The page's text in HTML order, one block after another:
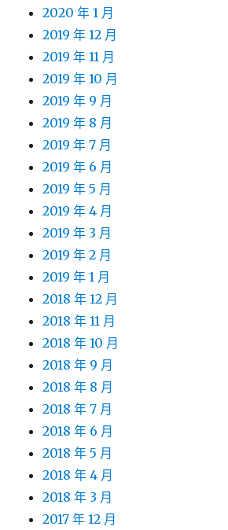
2020 年 1 月
2019 年 12 月
2019 年 11 月
2019 年 10 月
2019 年 9 月
2019 年 8 月
2019 年 7 月
2019 年 6 月
2019 年 5 月
2019 年 4 月
2019 年 3 月
2019 年 2 月
2019 年 1 月
2018 年 12 月
2018 年 11 月
2018 年 10 月
2018 年 9 月
2018 年 8 月
2018 年 7 月
2018 年 6 月
2018 年 5 月
2018 年 4 月
2018 年 3 月
2017 年 12 月